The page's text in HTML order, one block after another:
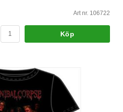
Art nr. 106722
Köp